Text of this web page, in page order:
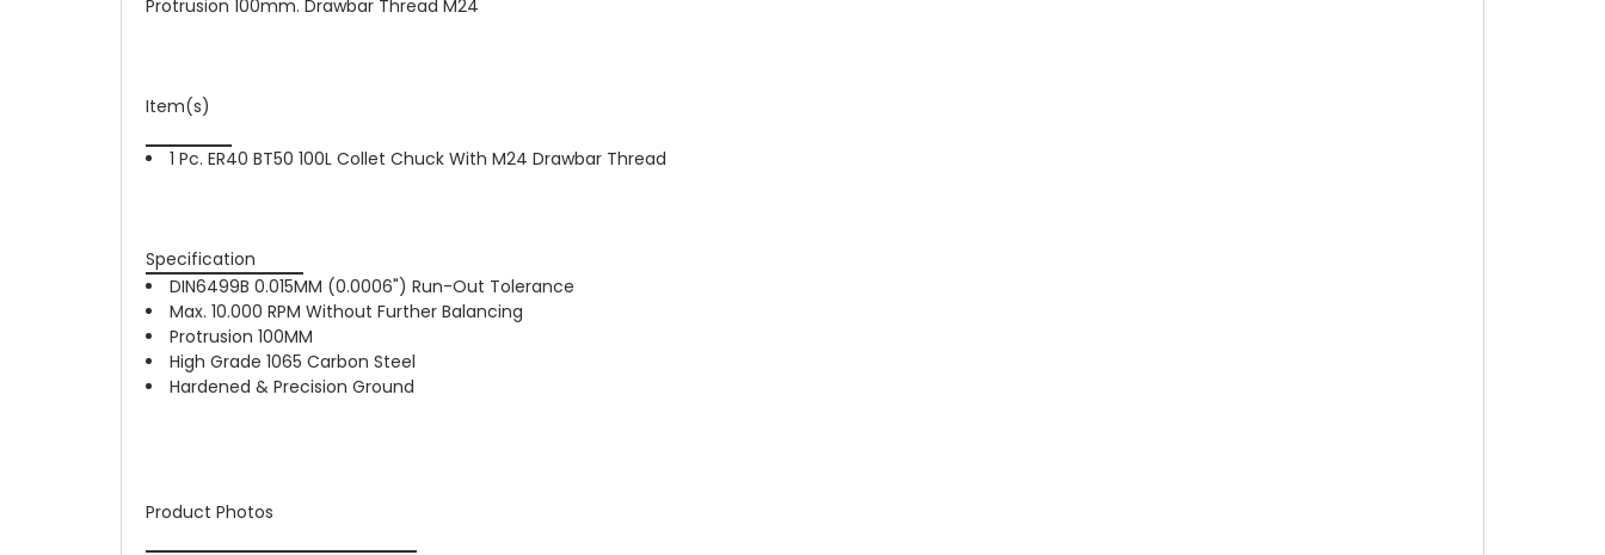
Protrusion 100mm. Drawbar Thread M24
Item(s)
1 Pc. ER40 BT50 100L Collet Chuck With M24 Drawbar Thread
Specification
DIN6499B 0.015MM (0.0006") Run-Out Tolerance
Max. 10.000 RPM Without Further Balancing
Protrusion 100MM
High Grade 1065 Carbon Steel
Hardened & Precision Ground
Product Photos